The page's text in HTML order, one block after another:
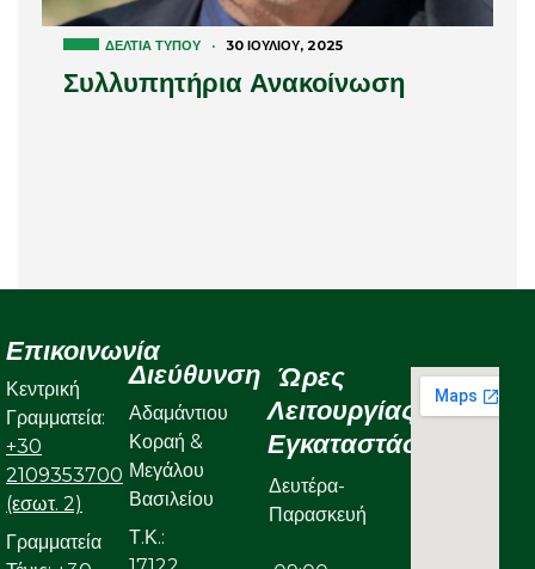
ΔΕΛΤΊΑ ΤΎΠΟΥ · 30 ΙΟΥΛΊΟΥ, 2025
Συλλυπητήρια Ανακοίνωση
Επικοινωνία
Κεντρική
Γραμματεία:
+30
2109353700
(εσωτ. 2)
Γραμματεία
Διεύθυνση
Αδαμάντιου
Κοραή &
Μεγάλου
Βασιλείου
Τ.Κ.:
Ώρες
Λειτουργίας
Εγκαταστάσεων
Δευτέρα-
Παρασκευή